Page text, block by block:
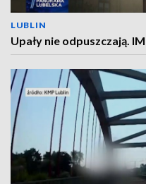
LUBLIN
Upały nie odpuszczają.